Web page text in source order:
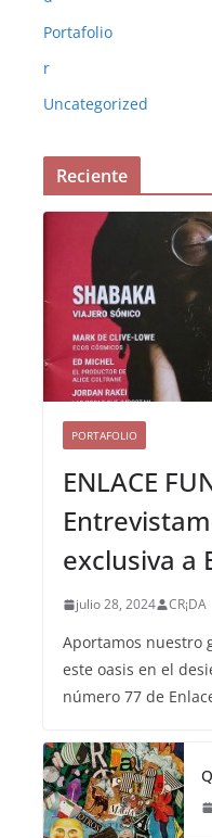
Portafolio
r
Uncategorized
Reciente
PORTAFOLIO
ENLACE
exclusiva a
julio 28, 2024 CR¡DA
Aportamos nuestro
este oasis en el
número 77 de